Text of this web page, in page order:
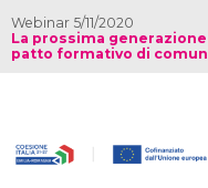
Webinar 5/11/2020
La prossima
patto formativo di